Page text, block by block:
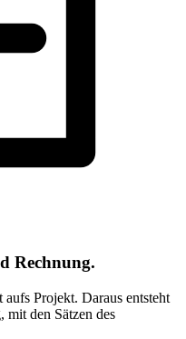
Rechnung.
Projekt. Daraus entsteht
mit den Sätzen des